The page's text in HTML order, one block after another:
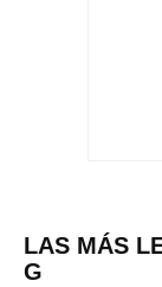
LAS MÁS
G